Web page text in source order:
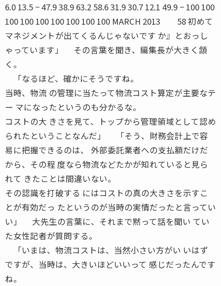
6.0 13.5 − 47.9 38.9 63.2 58.6 31.9 30.7 12.1 49.9 − 100 100
100 100 100 100 100 100 100 MARCH 2013 58 初めて
マネジメントが出てくるんじゃないです か』とおっし
ゃっています」 その言葉を聞き、編集長が大きく頷
く。
「なるほど、確かにそうですね。
当時、物流 の管理に当たって物流コスト算定が主要なテ
ー マになったというのも分かるな。
コストの大 きさを見て、トップから管理領域として認め
られたということなんだ」 「そう、財務会計上で容
易に把握できるのは、 外部委託業者への支払額だけだ
から、その程 度なら物流などたかが知れていると見ら
れて きたことは間違いない。
その認識を打破する にはコストの真の大きさを示すこ
とが有効だっ たというのが当時の実情だったと言ってい
い」 大先生の言葉に、それまで黙って話を聞い てい
た女性記者が質問する。
「いまは、物流コストは、当然小さい方がい いはず
ですが、当時は、大きいほどいいって 感じだったんです
ね。